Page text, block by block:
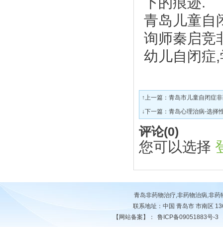
青岛儿童自
询师秦启竞
幼儿自闭症,
↑上一篇： 青岛市儿童自闭症
↓下一篇： 青岛心理治病-选择
评论(0)
您可以选择
青岛非药物治疗,非药物治病,非
联系地址：中国 青岛市 市南区
【网站备案】：
鲁ICP备09051883号-3